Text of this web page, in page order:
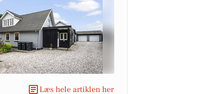
Læs hele artiklen her